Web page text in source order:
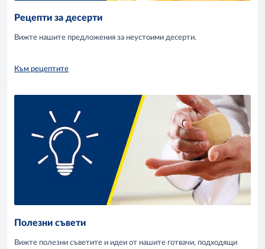
Рецепти за десерти
Вижте нашите предложения за неустоими десерти.
Към рецептите
Полезни съвети
Вижте полезни съветите и идеи от нашите готвачи, подходящи